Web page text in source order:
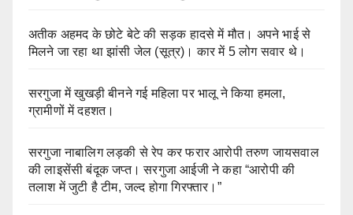
अतीक अहमद के छोटे बेटे की सड़क हादसे में मौत। अपने भाई से
मिलने जा रहा था झांसी जेल (सूत्र)। कार में 5 लोग सवार थे।
सरगुजा में खुखड़ी बीनने गई महिला पर भालू ने किया हमला,
ग्रामीणों में दहशत।
सरगुजा नाबालिग लड़की से रेप कर फरार आरोपी तरुण जायसवाल
की लाइसेंसी बंदूक जप्त। सरगुजा आईजी ने कहा “आरोपी की
तलाश में जुटी है टीम, जल्द होगा गिरफ्तार।”